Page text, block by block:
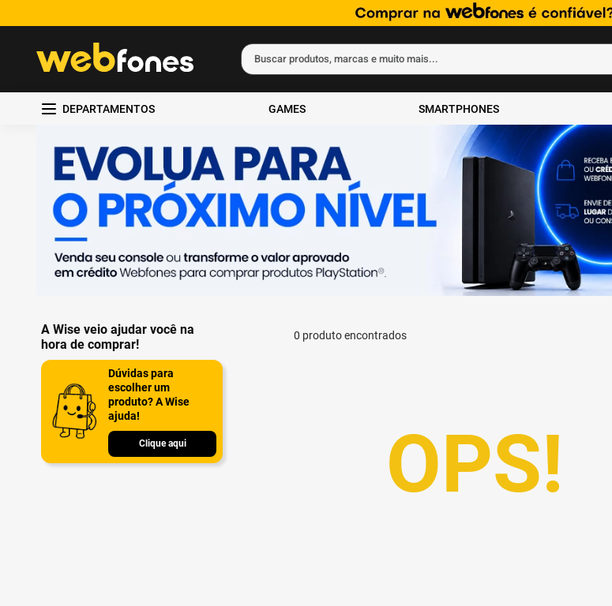
Buscar produtos, marcas e muito mais...
DEPARTAMENTOS GAMES SMARTPHONES
A Wise veio ajudar você na
hora de comprar!
Dúvidas para
escolher um
produto? A Wise
ajuda!
Clique aqui
0 produto
Termos mais buscados
2 º
gift card
3º
ps4
4
smartphone
5º notebook